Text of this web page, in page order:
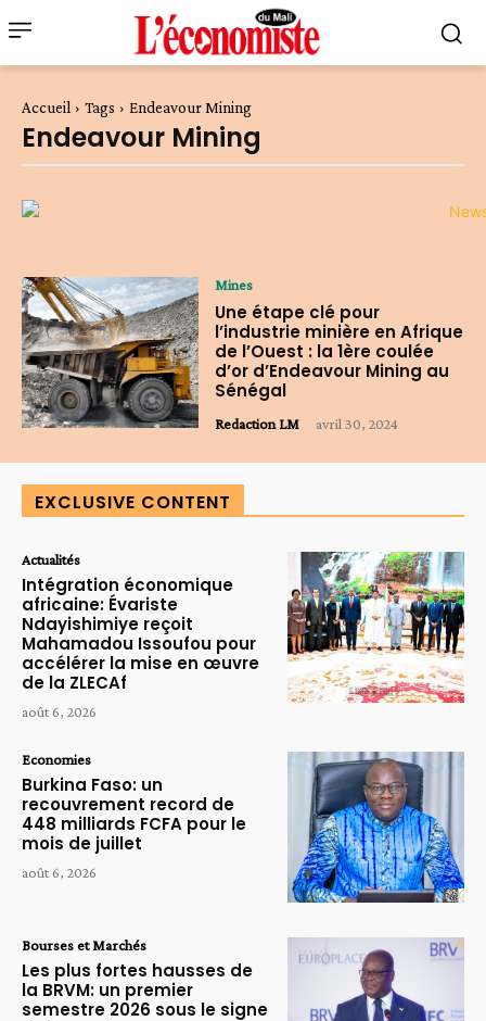
Accueil Tags Endeavour Mining
Endeavour Mining
Mines
Une étape clé pour
l’industrie minière en Afrique
de l’Ouest : la 1ère coulée
d’or d’Endeavour Mining au
Sénégal
Redaction LM - avril 30, 2024
EXCLUSIVE CONTENT
Actualités
Intégration économique
africaine: Évariste
Ndayishimiye reçoit
Mahamadou Issoufou pour
accélérer la mise en œuvre
de la ZLECAf
août 6, 2026
Economies
Burkina Faso: un
recouvrement record de
448 milliards FCFA pour le
mois de juillet
août 6, 2026
Bourses et Marchés
Les plus fortes hausses de
la BRVM: un premier
semestre 2026 sous le signe